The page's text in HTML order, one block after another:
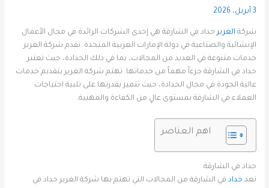
3 أبريل، 2026
شركة الغريرحداد في الشارقة هي إحدى الشركات الرائدة في مجال الأعمال
الإنشائية والصناعية في دولة الإمارات العربية المتحدة. تقدم شركة الغرير
خدمات متنوعة في العديد من المجالات، بما في ذلك الحدادة، حيث تعتبر
حداد في الشارقة جزءاً مهماً من خدماتها. تهتم شركة الغرير بتقديم خدمات
عالية الجودة في مجال الحدادة، حيث تتميز بقدرتها على تلبية احتياجات
العملاء في الشارقة بمستوى عالٍ من الكفاءة والمهنية.
اهم العناصر
حداد في الشارقة
تعد حداد في الشارقة من المجالات التي تهتم بها شركة الغرير حداد في